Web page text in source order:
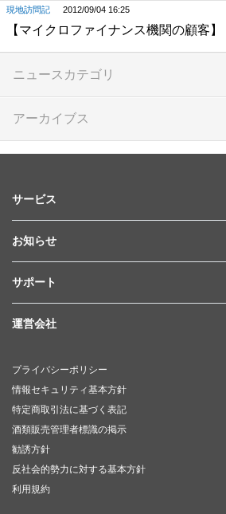
現地訪問記 2012/09/04 16:25
【マイクロファイナンス機関の顧客
ニュースカテゴリ
アーカイブス
サービス
お知らせ
サポート
運営会社
プライバシーポリシー
情報セキュリティ基本方針
特定商取引法に基づく表記
酒類販売管理者標識の掲示
勧誘方針
反社会的勢力に対する基本方針
利用規約